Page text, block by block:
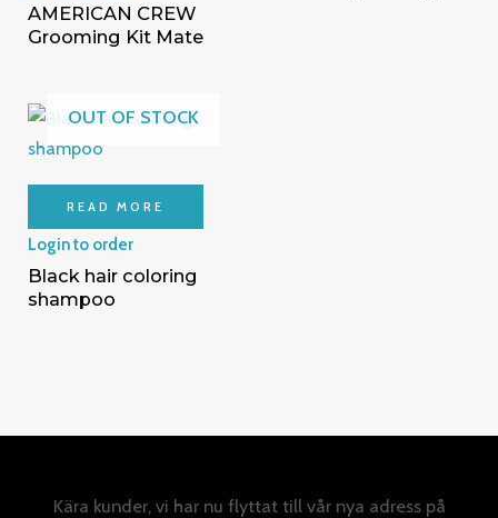
AMERICAN CREW
Grooming Kit Mate
OUT OF STOCK
READ MORE
Login to order
Black hair coloring
shampoo
Kära kunder, vi har nu flyttat till vår nya adress på